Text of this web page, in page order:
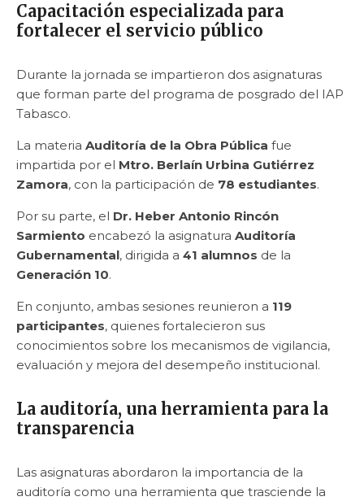
Capacitación especializada para
fortalecer el servicio público
Durante la jornada se impartieron dos asignaturas
que forman parte del programa de posgrado del IAP
Tabasco.
La materia Auditoría de la Obra Pública fue
impartida por el Mtro. Berlaín Urbina Gutiérrez
Zamora, con la participación de 78 estudiantes.
Por su parte, el Dr. Heber Antonio Rincón
Sarmiento encabezó la asignatura Auditoría
Gubernamental, dirigida a 41 alumnos de la
Generación 10.
En conjunto, ambas sesiones reunieron a 119
participantes, quienes fortalecieron sus
conocimientos sobre los mecanismos de vigilancia,
evaluación y mejora del desempeño institucional.
La auditoría, una herramienta para la
transparencia
Las asignaturas abordaron la importancia de la
auditoría como una herramienta que trasciende la